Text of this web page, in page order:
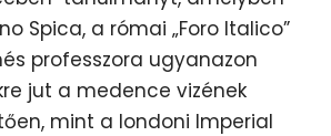
Spica, a római „Foro Italico”
professzora ugyanazon
jut a medence vizének
mint a londoni Imperial